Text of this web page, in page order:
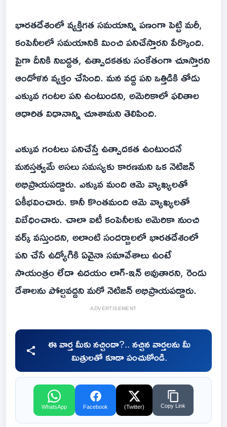
భారతదేశంలో వ్యక్తిగత సమయాన్ని పణంగా పెట్టి మరీ,
కంపెనీలలో సమయానికి మించి పనిచేస్తారని పేర్కొంది.
పైగా దీనికి నిబద్దత, ఉత్పాదకతకు సంకేతంగా చూస్తారని
ఆందోళన వ్యక్తం చేసింది. మన వద్ద పని ఒత్తిడికి తోడు
ఎక్కువ గంటల పని ఉంటుందని, అమెరికాలో ఫలితాల
ఆధారిత విధానాన్ని చూశామని తెలిపింది.
ఎక్కువ గంటలు పనిచేస్తే ఉత్పాదకత ఉంటుందనే
మనస్తత్వమే అసలు సమస్యకు కారణమని ఒక నెటిజన్
అభిప్రాయపడ్డారు. ఎక్కువ మంది ఆమె వ్యాఖ్యలతో
ఏకీభవించారు. కానీ కొంతమంది ఆమె వ్యాఖ్యలతో
విబేధించారు. చాలా ఐటీ కంపెనీలకు అమెరికా నుంచి
వర్క్ వస్తుందని, అలాంటి సందర్బాలలో భారతదేశంలో
పని చేసే ఉద్యోగికి ఏవైనా సమావేశాలు ఉంటే
సాయంత్రం లేదా ఉదయం లాగ్-ఇన్ అవుతారని, రెండు
దేశాలను పోల్చవద్దని మరో నెటిజన్ అభిప్రాయపడ్డారు.
ADVERTISEMENT
ఈ వార్త మీకు నచ్చిందా?.. నచ్చిన వార్తలను మీ
మిత్రులతో కూడా పంచుకోండి.
WhatsApp Facebook (Twitter) Copy Link